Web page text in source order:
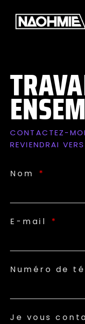
CONTACTEZ-
REVIENDRAI
Nom
E-mail
Numéro de
Je vous